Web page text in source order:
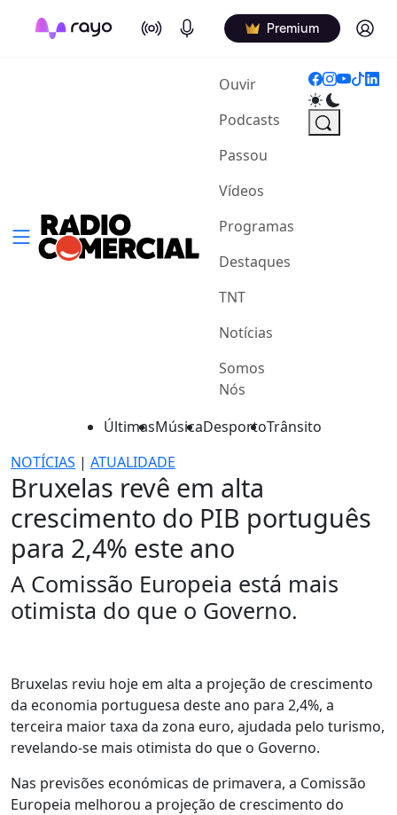
On Air Podcasts Premium Log in
Ouvir(current)
Podcasts
Passou
Vídeos
Programas
Destaques
TNT
Notícias
Somos
Nós
ÚltimasMúsicaDesportoTrânsito
NOTÍCIAS | ATUALIDADE
Bruxelas revê em alta
crescimento do PIB português
para 2,4% este ano
A Comissão Europeia está mais
otimista do que o Governo.
Bruxelas reviu hoje em alta a projeção de crescimento
da economia portuguesa deste ano para 2,4%, a
terceira maior taxa da zona euro, ajudada pelo turismo,
revelando-se mais otimista do que o Governo.
Nas previsões económicas de primavera, a Comissão
Europeia melhorou a projeção de crescimento do